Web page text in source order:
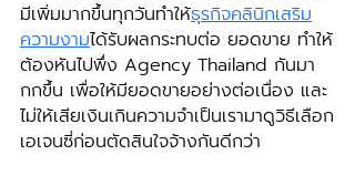
มีเพิ่มมากขึ้นทุกวันทำให้ธุรกิจคลินิกเสริม
ความงามได้รับผลกระทบต่อ ยอดขาย ทำให้
ต้องหันไปพึ่ง Agency Thailand กันมา
กกขึ้น เพื่อให้มียอดขายอย่างต่อเนื่อง และ
ไม่ให้เสียเงินเกินความจำเป็นเรามาดูวิธีเลือก
เอเจนซี่ก่อนตัดสินใจจ้างกันดีกว่า